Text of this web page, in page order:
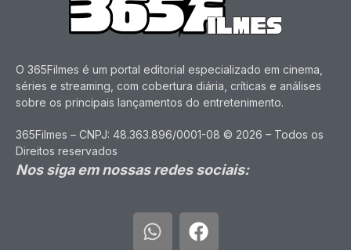
O 365Filmes é um portal editorial especializado em cinema,
séries e streaming, com cobertura diária, críticas e análises
sobre os principais lançamentos do entretenimento.
365Filmes – CNPJ: 48.363.896/0001-08 © 2026 – Todos os
Direitos reservados
Nos siga em nossas redes sociais: